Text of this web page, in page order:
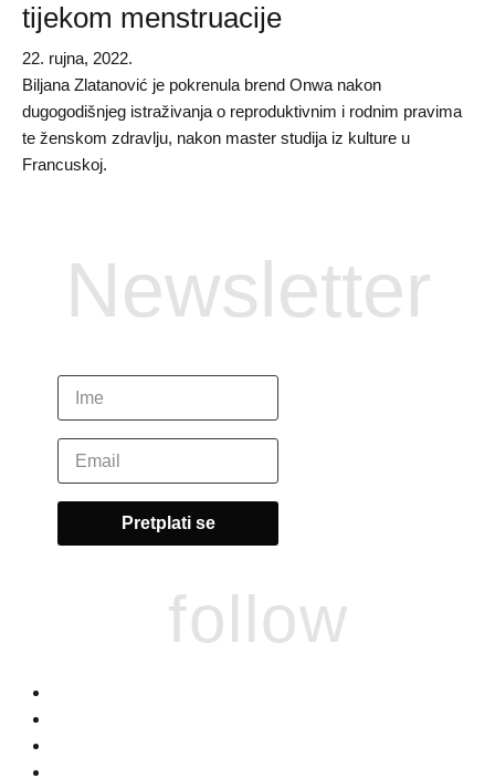
tijekom menstruacije
22. rujna, 2022.
Biljana Zlatanović je pokrenula brend Onwa nakon
dugogodišnjeg istraživanja o reproduktivnim i rodnim pravima
te ženskom zdravlju, nakon master studija iz kulture u
Francuskoj.
Newsletter
follow